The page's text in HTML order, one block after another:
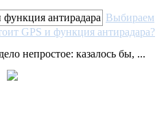
Выбираем
GPS и функция антирадара?
непростое: казалось бы, ...